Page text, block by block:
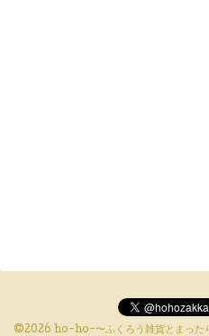
©2026 ho-ho-〜ふくろう雑貨とまった